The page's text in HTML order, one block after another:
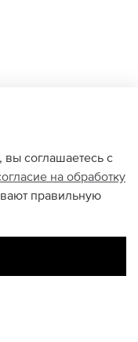
соглашаетесь с
на обработку
правильную